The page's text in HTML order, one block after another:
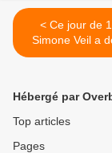
< Ce jour de 1974 où
Simone Veil a
l'Assemblée
inouïe des
droits des
Hébergé par
Top articles
Pages